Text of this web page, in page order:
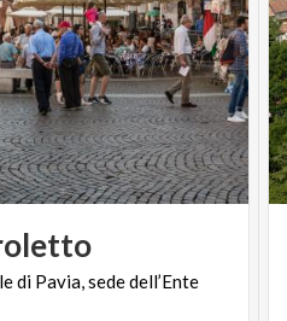
di Pavia,sededell’Ente